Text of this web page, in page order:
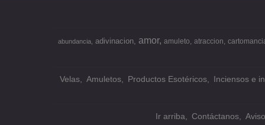
abundancia adivinacion amor amuleto atraccion
Velas Amuletos Productos Esotéricos Inciensos e
Ir arriba Contáctanos